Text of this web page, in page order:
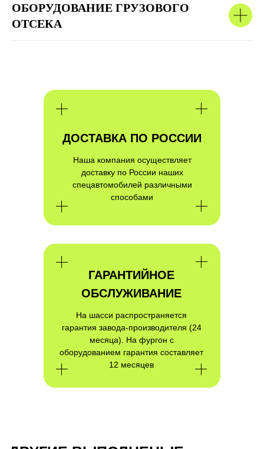
ОБОРУДОВАНИЕ ГРУЗОВОГО
ОТСЕКА
ДОСТАВКА ПО РОССИИ
ГАРАНТИЙНОЕ
ОБСЛУЖИВАНИЕ
Наша компания осуществляет
доставку по России наших
спецавтомобилей различными
способами
На шасси распространяется
гарантия завода-производителя (24
месяца). На фургон с
оборудованием гарантия составляет
12 месяцев
ПРОЕКТЫ
КВАЛИФИЦИРОВАННУЮ
ИНТЕРЕСУЮЩЕМУ ВАС ПРОЕКТУ